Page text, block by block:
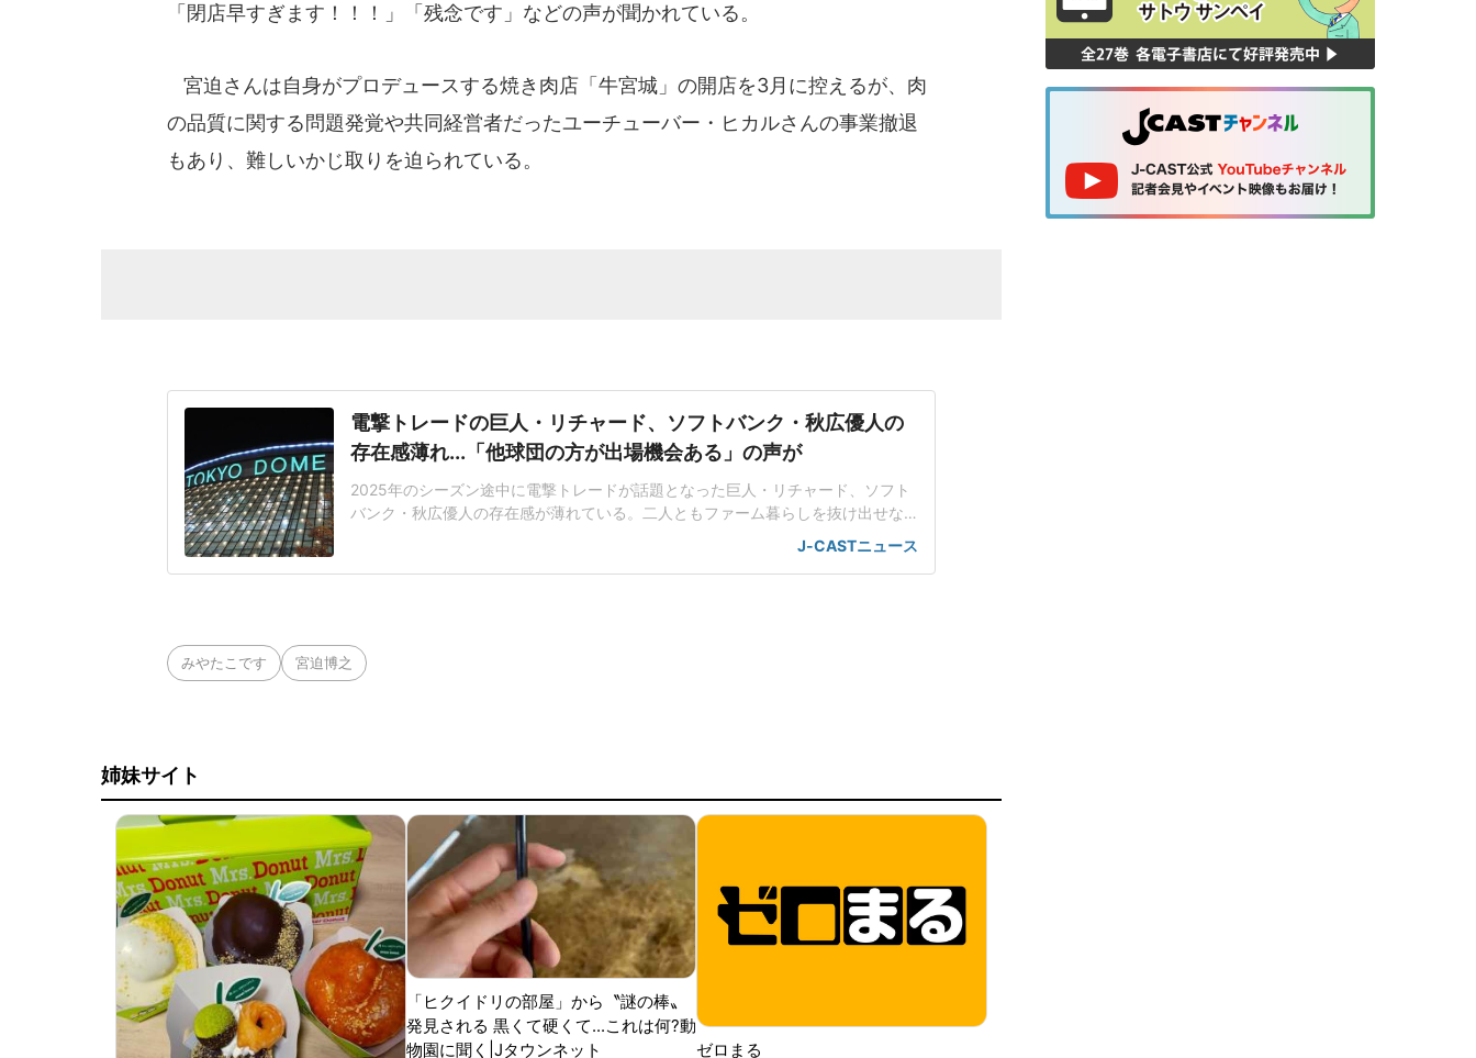
「閉店早すぎます！！！」「残念です」などの声が聞かれている。
宮迫さんは自身がプロデュースする焼き肉店「牛宮城」の開店を3月に控えるが、肉
の品質に関する問題発覚や共同経営者だったユーチューバー・ヒカルさんの事業撤退
もあり、難しいかじ取りを迫られている。
電撃トレードの巨人・リチャード、ソフトバンク・秋広優人の
存在感薄れ...「他球団の方が出場機会ある」の声が
2025年のシーズン途中に電撃トレードが話題となった巨人・リチャード、ソフト
バンク・秋広優人の存在感が薄れている。二人ともファーム暮らしを抜け出せな
いリチャードはソフトバンク在籍時にウエスタン・リーグで5年連続本塁打王に輝
いた長打力を評価され、秋広優人、大江竜聖と2対1のトレードで25年5月に巨人に
J-CASTニュース
みやたこです 宮迫博之
姉妹サイト
「ヒクイドリの部屋」から〝謎の棒〟
発見される 黒くて硬くて...これは何?動
物園に聞く|Jタウンネット
ゼロまる